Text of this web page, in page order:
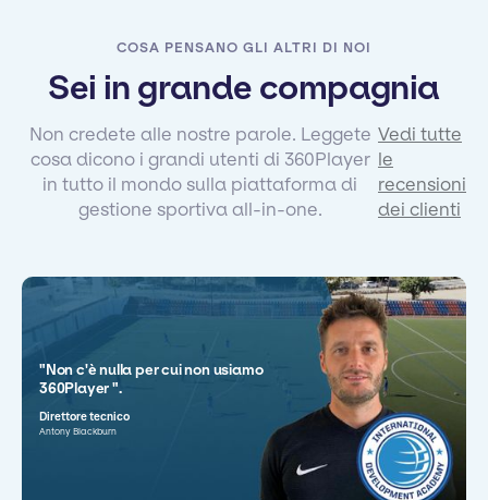
COSA PENSANO GLI ALTRI DI NOI
Sei in grande compagnia
Non credete alle nostre parole. Leggete
cosa dicono i grandi utenti di 360Player
in tutto il mondo sulla piattaforma di
gestione sportiva all-in-one.
Vedi tutte
le
recensioni
dei clienti
"Non c'è nulla per cui non usiamo
360Player ".
Direttore tecnico
Antony Blackburn